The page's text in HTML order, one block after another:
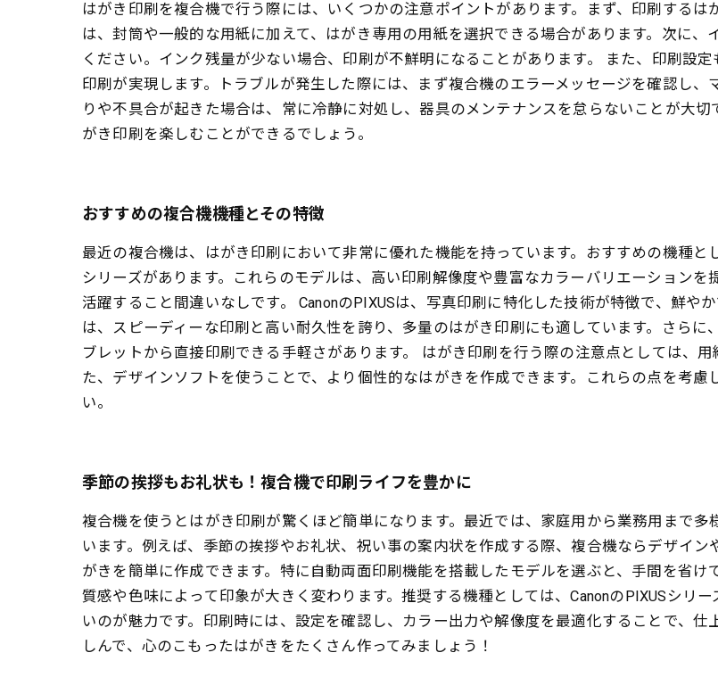
はがき印刷を複合機で行う際には、いくつかの注意ポイントがあります。まず、印刷する
は、封筒や一般的な用紙に加えて、はがき専用の用紙を選択できる場合があります。次に
ください。インク残量が少ない場合、印刷が不鮮明になることがあります。 また、印刷設
印刷が実現します。トラブルが発生した際には、まず複合機のエラーメッセージを確認し
りや不具合が起きた場合は、常に冷静に対処し、器具のメンテナンスを怠らないことが大
がき印刷を楽しむことができるでしょう。
おすすめの複合機機種とその特徴
最近の複合機は、はがき印刷において非常に優れた機能を持っています。おすすめの機種と
シリーズがあります。これらのモデルは、高い印刷解像度や豊富なカラーバリエーション
活躍すること間違いなしです。 CanonのPIXUSは、写真印刷に特化した技術が特徴で、鮮や
は、スピーディーな印刷と高い耐久性を誇り、多量のはがき印刷にも適しています。さら
ブレットから直接印刷できる手軽さがあります。 はがき印刷を行う際の注意点としては、
た、デザインソフトを使うことで、より個性的なはがきを作成できます。これらの点を考
い。
季節の挨拶もお礼状も！複合機で印刷ライフを豊かに
複合機を使うとはがき印刷が驚くほど簡単になります。最近では、家庭用から業務用まで
います。例えば、季節の挨拶やお礼状、祝い事の案内状を作成する際、複合機ならデザイ
がきを簡単に作成できます。特に自動両面印刷機能を搭載したモデルを選ぶと、手間を省け
質感や色味によって印象が大きく変わります。推奨する機種としては、CanonのPIXUSシリ
いのが魅力です。印刷時には、設定を確認し、カラー出力や解像度を最適化することで、
しんで、心のこもったはがきをたくさん作ってみましょう！